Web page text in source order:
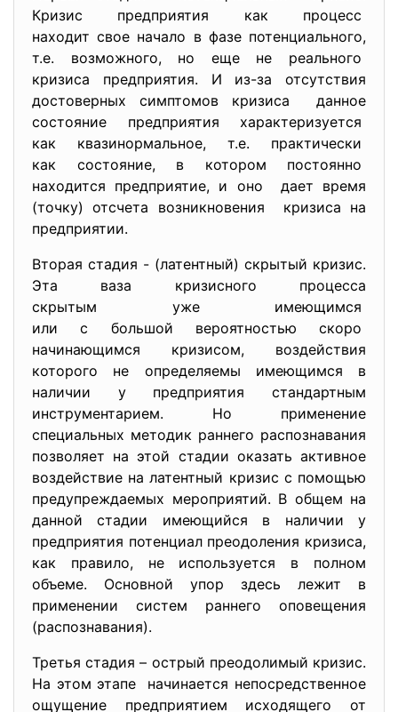
Кризис предприятия как процесс
находит свое начало в фазе потенциального,
т.е. возможного, но еще не реального
кризиса предприятия. И из-за отсутствия
достоверных симптомов кризиса данное
состояние предприятия характеризуется
как квазинормальное, т.е. практически
как состояние, в котором постоянно
находится предприятие, и оно дает время
(точку) отсчета возникновения кризиса на
предприятии.
Вторая стадия - (латентный) скрытый кризис.
Эта ваза кризисного процесса
скрытым уже имеющимся
или с большой вероятностью скоро
начинающимся кризисом, воздействия
которого не определяемы имеющимся в
наличии у предприятия стандартным
инструментарием. Но применение
специальных методик раннего распознавания
позволяет на этой стадии оказать активное
воздействие на латентный кризис с помощью
предупреждаемых мероприятий. В общем на
данной стадии имеющийся в наличии у
предприятия потенциал преодоления кризиса,
как правило, не используется в полном
объеме. Основной упор здесь лежит в
применении систем раннего оповещения
(распознавания).
Третья стадия – острый преодолимый кризис.
На этом этапе начинается непосредственное
ощущение предприятием исходящего от